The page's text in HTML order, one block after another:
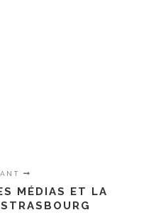
MÉDIAS ET LA